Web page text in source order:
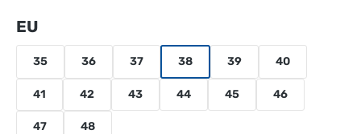
Seleziona
EU
35 36 37 38 39 40
41 42 43 44 45 46
47 48